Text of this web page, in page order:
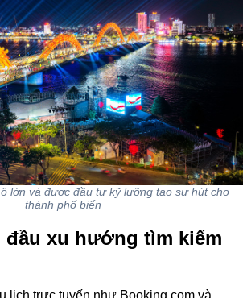
lớn và được đầu tư kỹ lưỡng tạo sự hút cho
thành phố biển
đầu xu hướng tìm kiếm
lịch trực tuyến như Booking.com và